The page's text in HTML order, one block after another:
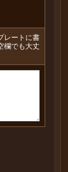
レートに書
欄でも大丈